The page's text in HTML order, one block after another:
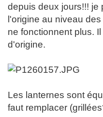
depuis deux jours!!! je
l'origine au niveau
ne fonctionnent plus.
d'origine.
Les lanternes sont
faut remplacer